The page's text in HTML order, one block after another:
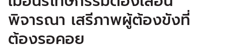
พิจารณา เสรีภาพผู้ต้องขังที่
ต้องรอคอย